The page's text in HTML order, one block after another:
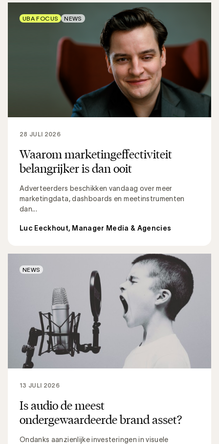
Waarom marketingeffectiviteit
belangrijker is dan ooit
Adverteerders beschikken vandaag over meer
marketingdata, dashboards en meetinstrumenten
dan...
28 JULI 2026
Luc Eeckhout, Manager Media & Agencies
UBA FOCUS NEWS
Is audio de meest
ondergewaardeerde brand asset?
Ondanks aanzienlijke investeringen in visuele
13 JULI 2026
NEWS